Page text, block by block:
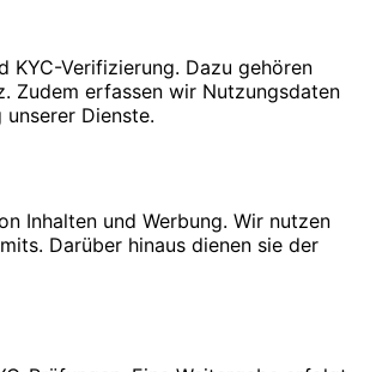
KYC-Verifizierung. Dazu gehören
Zudem erfassen wir Nutzungsdaten
Dienste.
Inhalten und Werbung. Wir nutzen
Darüber hinaus dienen sie der